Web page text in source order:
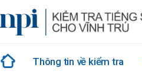
Thông tin về kiểm tra